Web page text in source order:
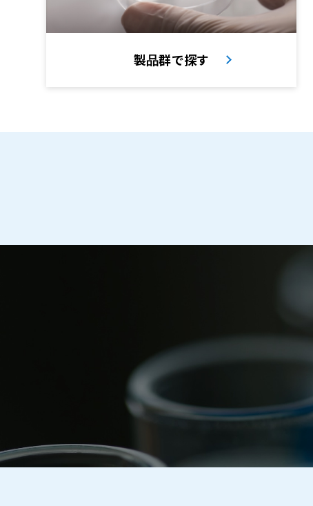
製品群で探す